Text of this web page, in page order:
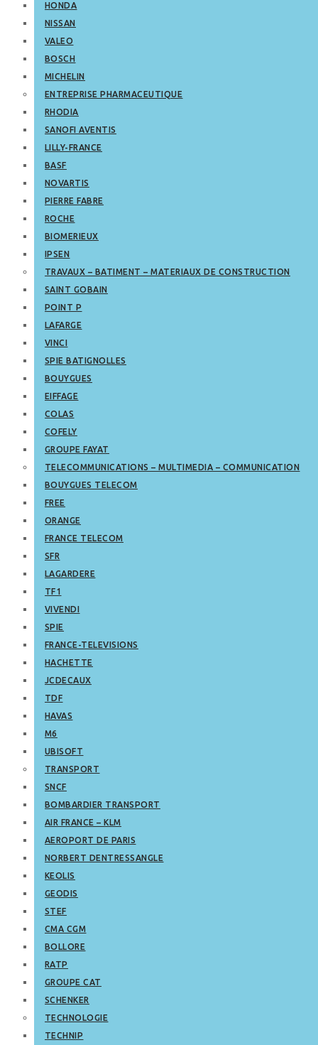
HONDA
NISSAN
VALEO
BOSCH
MICHELIN
ENTREPRISE PHARMACEUTIQUE
RHODIA
SANOFI AVENTIS
LILLY-FRANCE
BASF
NOVARTIS
PIERRE FABRE
ROCHE
BIOMERIEUX
IPSEN
TRAVAUX – BATIMENT – MATERIAUX DE CONSTRUCTION
SAINT GOBAIN
POINT P
LAFARGE
VINCI
SPIE BATIGNOLLES
BOUYGUES
EIFFAGE
COLAS
COFELY
GROUPE FAYAT
TELECOMMUNICATIONS – MULTIMEDIA – COMMUNICATION
BOUYGUES TELECOM
FREE
ORANGE
FRANCE TELECOM
SFR
LAGARDERE
TF1
VIVENDI
SPIE
FRANCE-TELEVISIONS
HACHETTE
JCDECAUX
TDF
HAVAS
M6
UBISOFT
TRANSPORT
SNCF
BOMBARDIER TRANSPORT
AIR FRANCE – KLM
AEROPORT DE PARIS
NORBERT DENTRESSANGLE
KEOLIS
GEODIS
STEF
CMA CGM
BOLLORE
RATP
GROUPE CAT
SCHENKER
TECHNOLOGIE
TECHNIP